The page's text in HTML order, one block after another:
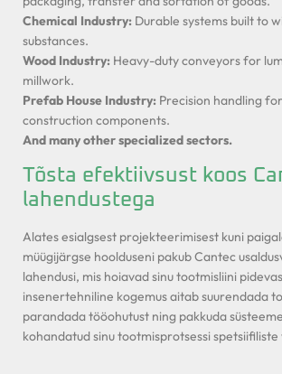
Chemical Industry: Durable systems built to
substances.
Wood Industry: Heavy-duty conveyors for
millwork.
Prefab House Industry: Precision handling
construction components.
And many other specialized sectors.
Tõsta efektiivsust koos
lahendustega
Alates esialgsest projekteerimisest kuni
müügijärgse hoolduseni pakub Cantec
lahendusi, mis hoiavad sinu tootmisliini
insenertehniline kogemus aitab suurendada
parandada tööohutust ning pakkuda
kohandatud sinu tootmisprotsessi spetsiifiliste